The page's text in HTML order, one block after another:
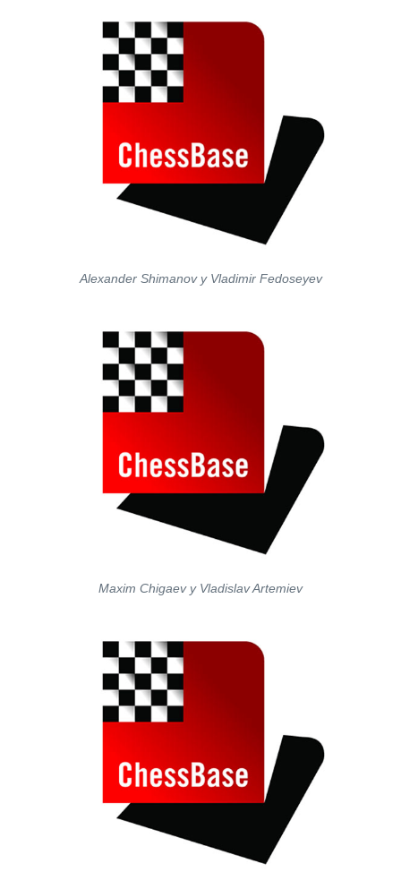
Alexander Shimanov y Vladimir Fedoseyev
Maxim Chigaev y Vladislav Artemiev